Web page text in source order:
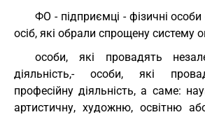
ФО - підприємці - фізичні особи
осіб, які обрали спрощену систему
особи, які провадять
діяльність,- особи, які
професійну діяльність, а саме:
артистичну, художню, освітню